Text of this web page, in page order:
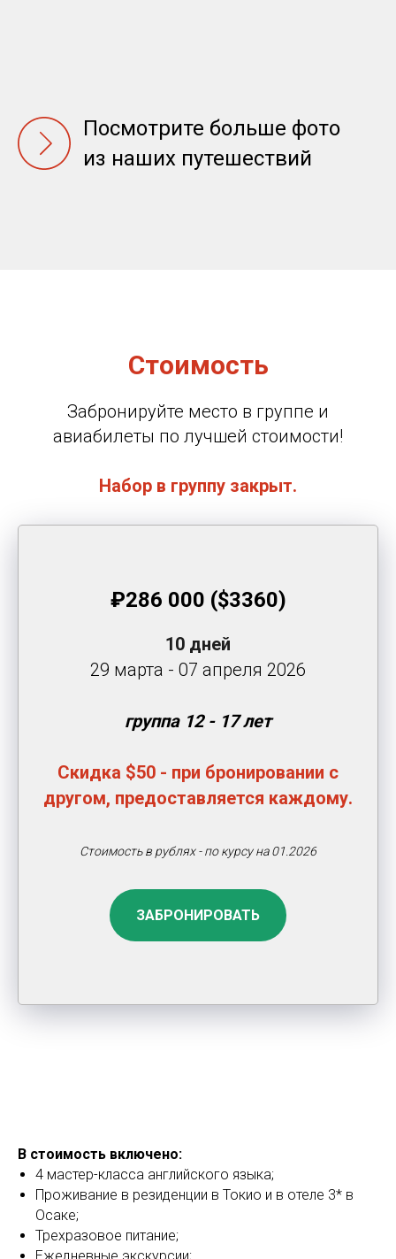
Посмотрите больше фото
из наших путешествий
Стоимость
Забронируйте место в группе и
авиабилеты по лучшей стоимости!
Набор в группу закрыт.
₽286 000 ($3360)
10 дней
29 марта - 07 апреля 2026
группа 12 - 17 лет
Скидка $50 - при бронировании с
другом, предоставляется каждому.
Стоимость в рублях - по курсу на 01.2026
ЗАБРОНИРОВАТЬ
В стоимость включено:
4 мастер-класса английского языка;
Проживание в резиденции в Токио и в отеле 3* в
Осаке;
Трехразовое питание;